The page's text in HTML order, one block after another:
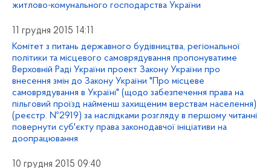
житлово-комунального господарства України
11 грудня 2015 14:11
Комітет з питань державного будівництва, регіональної
політики та місцевого самоврядування пропонуватиме
Верховній Раді України проект Закону України про
внесення змін до Закону України "Про місцеве
самоврядування в Україні" (щодо забезпечення права на
пільговий проїзд найменш захищеним верствам населення)
(реєстр. №2919) за наслідками розгляду в першому читанні
повернути суб'єкту права законодавчої ініціативи на
доопрацювання
10 грудня 2015 09:40